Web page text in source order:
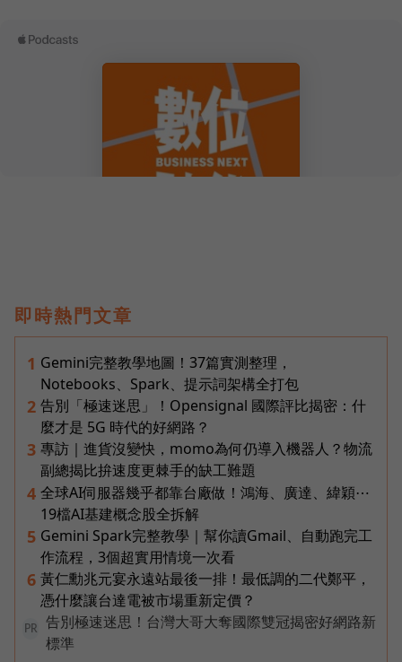
即時熱門文章
1 Gemini完整教學地圖！37篇實測整理，
Notebooks、Spark、提示詞架構全打包
2 告別「極速迷思」！Opensignal 國際評比揭密：什
麼才是 5G 時代的好網路？
3 專訪｜進貨沒變快，momo為何仍導入機器人？物流
副總揭比拚速度更棘手的缺工難題
4 全球AI伺服器幾乎都靠台廠做！鴻海、廣達、緯穎⋯
19檔AI基建概念股全拆解
5 Gemini Spark完整教學｜幫你讀Gmail、自動跑完工
作流程，3個超實用情境一次看
6 黃仁勳兆元宴永遠站最後一排！最低調的二代鄭平，
憑什麼讓台達電被市場重新定價？
PR
告別極速迷思！台灣大哥大奪國際雙冠揭密好網路新
標準